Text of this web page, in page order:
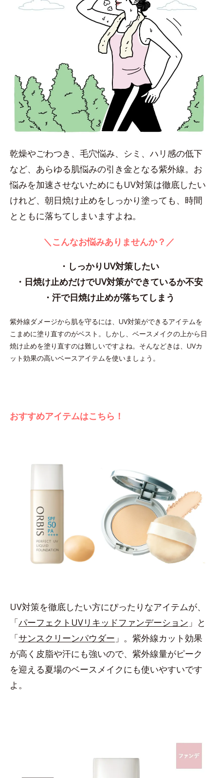
乾燥やごわつき、毛穴悩み、シミ、ハリ感の低下
など、あらゆる肌悩みの引き金となる紫外線。お
悩みを加速させないためにもUV対策は徹底したい
けれど、朝日焼け止めをしっかり塗っても、時間
とともに落ちてしまいますよね。
＼こんなお悩みありませんか？／
・しっかりUV対策したい
・日焼け止めだけでUV対策ができているか不安
・汗で日焼け止めが落ちてしまう
紫外線ダメージから肌を守るには、UV対策ができるアイテムを
こまめに塗り直すのがベスト。しかし、ベースメイクの上から日
焼け止めを塗り直すのは難しいですよね。そんなどきは、UVカ
ット効果の高いベースアイテムを使いましょう。
おすすめアイテムはこちら！
UV対策を徹底したい方にぴったりなアイテムが、
「パーフェクトUVリキッドファンデーション 」と
「サンスクリーンパウダー 」。紫外線カット効果
が高く皮脂や汗にも強いので、紫外線量がピーク
を迎える夏場のベースメイクにも使いやすいです
よ。